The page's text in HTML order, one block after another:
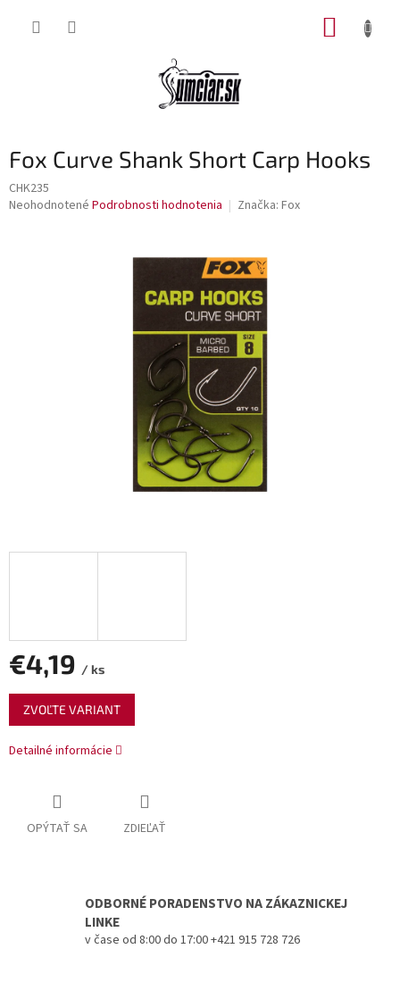
Fox Curve Shank Short Carp Hooks
CHK235
Priemerné
Neohodnotené Podrobnosti hodnotenia Značka: Fox
€4,19 / ks
Jednotková
cena:
ZVOĽTE VARIANT
Detailné informácie
OPÝTAŤ SA ZDIEĽAŤ
ODBORNÉ PORADENSTVO NA ZÁKAZNICKEJ
LINKE
v čase od 8:00 do 17:00 +421 915 728 726